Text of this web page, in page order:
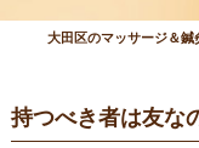
持つべき者は友な